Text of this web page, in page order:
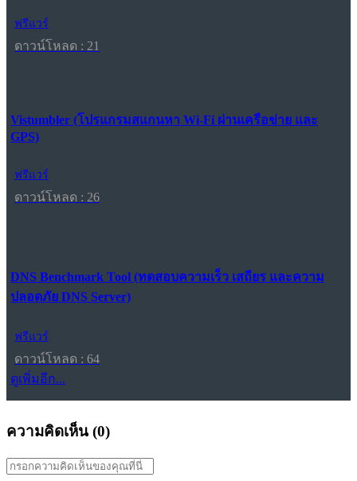
ฟรีแวร์
ดาวน์โหลด : 21
Vistumbler (โปรแกรมสแกนหา Wi-Fi ผ่านเครือข่าย และ
GPS)
ฟรีแวร์
ดาวน์โหลด : 26
DNS Benchmark Tool (ทดสอบความเร็ว เสถียร และความ
ปลอดภัย DNS Server)
ฟรีแวร์
ดาวน์โหลด : 64
ดูเพิ่มอีก...
ความคิดเห็น (0)